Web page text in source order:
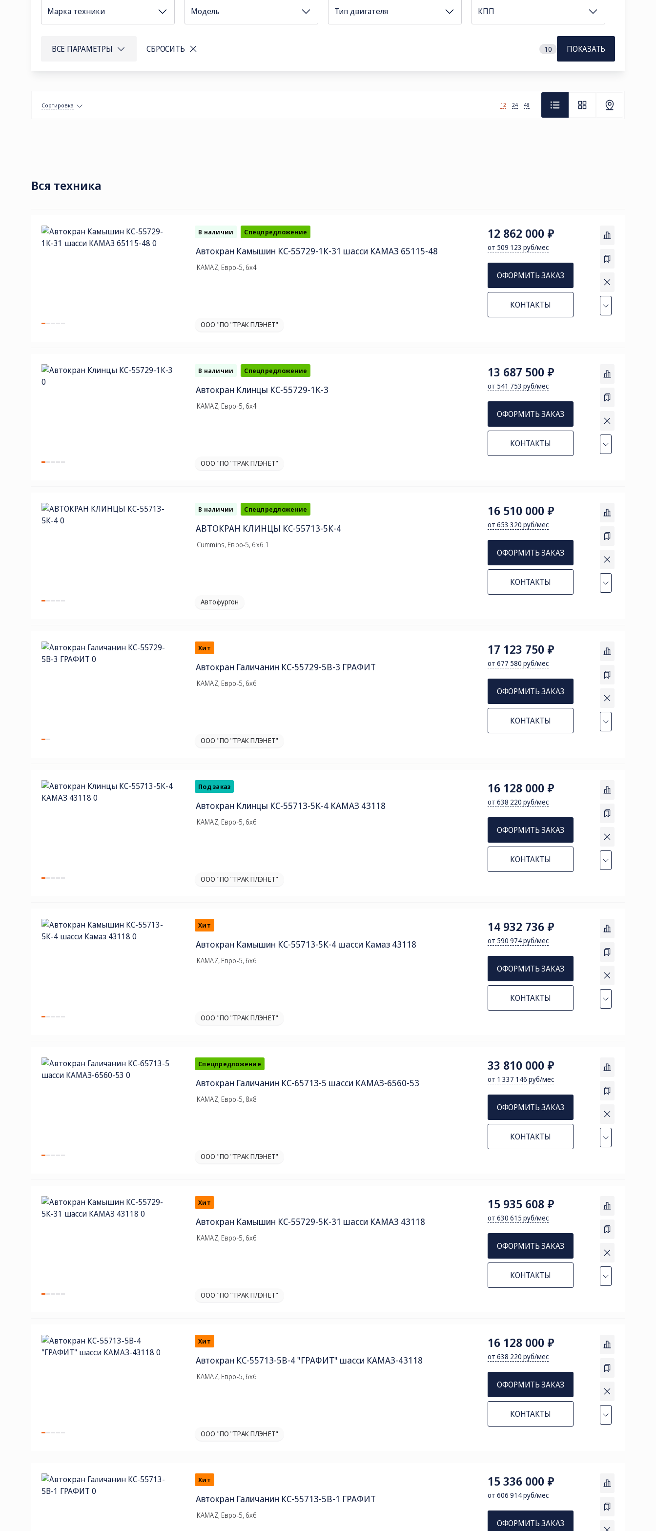
8 (800) 775-
Марка техники Модель Тип двигателя КПП
ВСЕ ПАРАМЕТРЫ СБРОСИТЬ 10 ПОКАЗАТЬ
Сортировка 12 24 48
Вся техника
В наличии Спецпредложение
Автокран Камышин КС-55729-1К-31 шасси КАМАЗ 65115-48
KAMAZ, Евро-5, 6х4
12 862 000 ₽
от 509 123 руб/мес
ОФОРМИТЬ ЗАКАЗ
КОНТАКТЫ
ООО "ПО "ТРАК ПЛЭНЕТ"
В наличии Спецпредложение
Автокран Клинцы КС-55729-1К-3
KAMAZ, Евро-5, 6х4
13 687 500 ₽
от 541 753 руб/мес
ОФОРМИТЬ ЗАКАЗ
КОНТАКТЫ
ООО "ПО "ТРАК ПЛЭНЕТ"
В наличии Спецпредложение
АВТОКРАН КЛИНЦЫ КС-55713-5К-4
Cummins, Евро-5, 6х6.1
16 510 000 ₽
от 653 320 руб/мес
ОФОРМИТЬ ЗАКАЗ
КОНТАКТЫ
Автофургон
Хит
Автокран Галичанин КС-55729-5В-3 ГРАФИТ
KAMAZ, Евро-5, 6х6
17 123 750 ₽
от 677 580 руб/мес
ОФОРМИТЬ ЗАКАЗ
КОНТАКТЫ
ООО "ПО "ТРАК ПЛЭНЕТ"
Под заказ
Автокран Клинцы КС-55713-5К-4 КАМАЗ 43118
KAMAZ, Евро-5, 6х6
16 128 000 ₽
от 638 220 руб/мес
ОФОРМИТЬ ЗАКАЗ
КОНТАКТЫ
ООО "ПО "ТРАК ПЛЭНЕТ"
Хит
Автокран Камышин КС-55713-5К-4 шасси Камаз 43118
KAMAZ, Евро-5, 6х6
14 932 736 ₽
от 590 974 руб/мес
ОФОРМИТЬ ЗАКАЗ
КОНТАКТЫ
ООО "ПО "ТРАК ПЛЭНЕТ"
Спецпредложение
Автокран Галичанин КС-65713-5 шасси КАМАЗ-6560-53
KAMAZ, Евро-5, 8х8
33 810 000 ₽
от 1 337 146 руб/мес
ОФОРМИТЬ ЗАКАЗ
КОНТАКТЫ
ООО "ПО "ТРАК ПЛЭНЕТ"
Хит
Автокран Камышин КС-55729-5К-31 шасси КАМАЗ 43118
KAMAZ, Евро-5, 6х6
15 935 608 ₽
от 630 615 руб/мес
ОФОРМИТЬ ЗАКАЗ
КОНТАКТЫ
ООО "ПО "ТРАК ПЛЭНЕТ"
Хит
Автокран КС-55713-5В-4 "ГРАФИТ" шасси КАМАЗ-43118
KAMAZ, Евро-5, 6х6
16 128 000 ₽
от 638 220 руб/мес
ОФОРМИТЬ ЗАКАЗ
КОНТАКТЫ
ООО "ПО "ТРАК ПЛЭНЕТ"
Хит
Автокран Галичанин КС-55713-5В-1 ГРАФИТ
KAMAZ, Евро-5, 6х6
15 336 000 ₽
от 606 914 руб/мес
ОФОРМИТЬ ЗАКАЗ